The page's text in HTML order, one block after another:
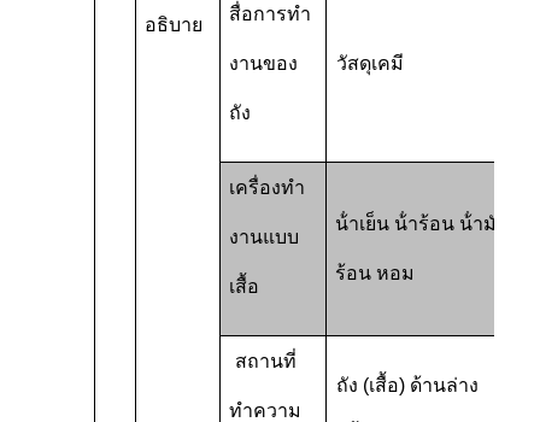
อธิบาย
สื่อการทํา
งานของ
ถัง
วัสดุเคมี
เครื่องทํา
งานแบบ
เสื้อ
น้ําเย็น น้ําร้อน น้ํามัน
ร้อน หอม
สถานที่
ทําความ
ถัง (เสื้อ) ด้านล่าง